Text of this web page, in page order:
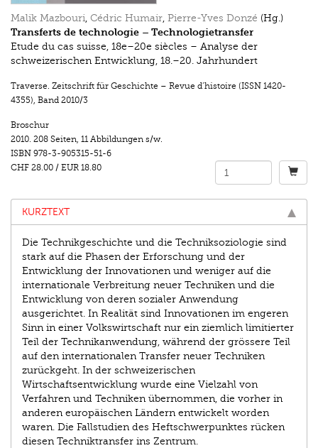
Malik Mazbouri, Cédric Humair, Pierre-Yves Donzé (Hg.)
Transferts de technologie – Technologietransfer
Etude du cas suisse, 18e–20e siècles – Analyse der
schweizerischen Entwicklung, 18.–20. Jahrhundert
Traverse. Zeitschrift für Geschichte – Revue d’histoire (ISSN 1420-
4355), Band 2010/3
Broschur
2010. 208 Seiten, 11 Abbildungen s/w.
ISBN 978-3-905315-51-6
CHF 28.00 / EUR 18.80
KURZTEXT
Die Technikgeschichte und die Techniksoziologie sind
stark auf die Phasen der Erforschung und der
Entwicklung der Innovationen und weniger auf die
internationale Verbreitung neuer Techniken und die
Entwicklung von deren sozialer Anwendung
ausgerichtet. In Realität sind Innovationen im engeren
Sinn in einer Volkswirtschaft nur ein ziemlich limitierter
Teil der Technikanwendung, während der grössere Teil
auf den internationalen Transfer neuer Techniken
zurückgeht. In der schweizerischen
Wirtschaftsentwicklung wurde eine Vielzahl von
Verfahren und Techniken übernommen, die vorher in
anderen europäischen Ländern entwickelt worden
waren. Die Fallstudien des Heftschwerpunktes rücken
diesen Techniktransfer ins Zentrum.